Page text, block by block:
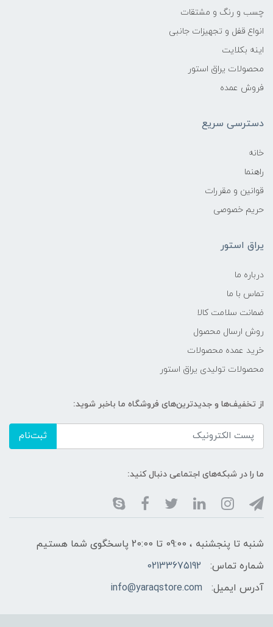
چسب و رنگ و مشتقات
انواع قفل و تجهیزات جانبی
اینه بکلایت
محصولات یراق استور
فروش عمده
دسترسی سریع
خانه
راهنما
قوانین و مقررات
حریم خصوصی
یراق استور
درباره ما
تماس با ما
ضمانت سلامت کالا
روش ارسال محصول
خرید عمده محصولات
محصولات تولیدی یراق استور
از تخفیف‌ها و جدیدترین‌های فروشگاه ما باخبر شوید:
ثبت‌نام
ما را در شبکه‌های اجتماعی دنبال کنید:
شنبه تا پنجشنبه ، 09:00 تا 20:00 پاسخگوی شما هستیم
شماره تماس:
02133675192
آدرس ایمیل:
info@yaraqstore.com